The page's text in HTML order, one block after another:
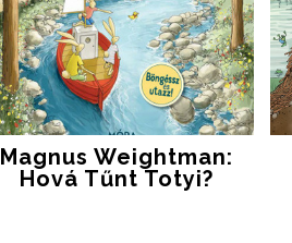
Magnus Weightman:
Hová Tűnt Totyi?